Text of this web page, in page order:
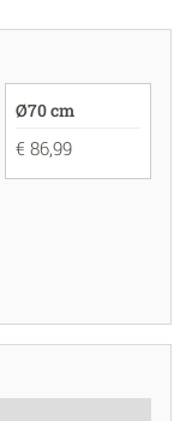
Ø70 cm
€ 86,99